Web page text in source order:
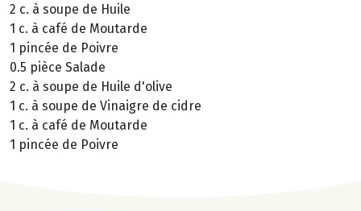
2 c. à soupe de Huile
1 c. à café de Moutarde
1 pincée de Poivre
0.5 pièce Salade
2 c. à soupe de Huile d'olive
1 c. à soupe de Vinaigre de cidre
1 c. à café de Moutarde
1 pincée de Poivre